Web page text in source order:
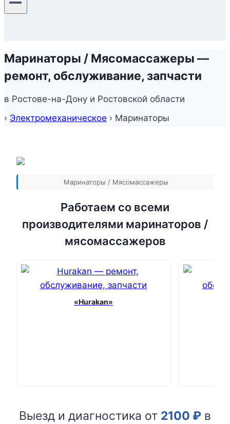
Маринаторы / Мясомассажеры —
ремонт, обслуживание, запчасти
в Ростове-на-Дону и Ростовской области
› Электромеханическое › Маринаторы
Маринаторы / Мясомассажеры
Работаем со всеми
производителями маринаторов /
мясомассажеров
«Hurakan»
Выезд и диагностика от 2100 ₽ в